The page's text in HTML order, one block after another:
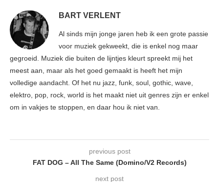
BART VERLENT
Al sinds mijn jonge jaren heb ik een grote passie
voor muziek gekweekt, die is enkel nog maar
gegroeid. Muziek die buiten de lijntjes kleurt spreekt mij het
meest aan, maar als het goed gemaakt is heeft het mijn
volledige aandacht. Of het nu jazz, funk, soul, gothic, wave,
elektro, pop, rock, world is het maakt niet uit genres zijn er enkel
om in vakjes te stoppen, en daar hou ik niet van.
previous post
FAT DOG – All The Same (Domino/V2 Records)
next post